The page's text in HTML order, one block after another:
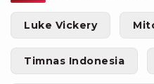
Luke Vickery
Timnas Indonesia